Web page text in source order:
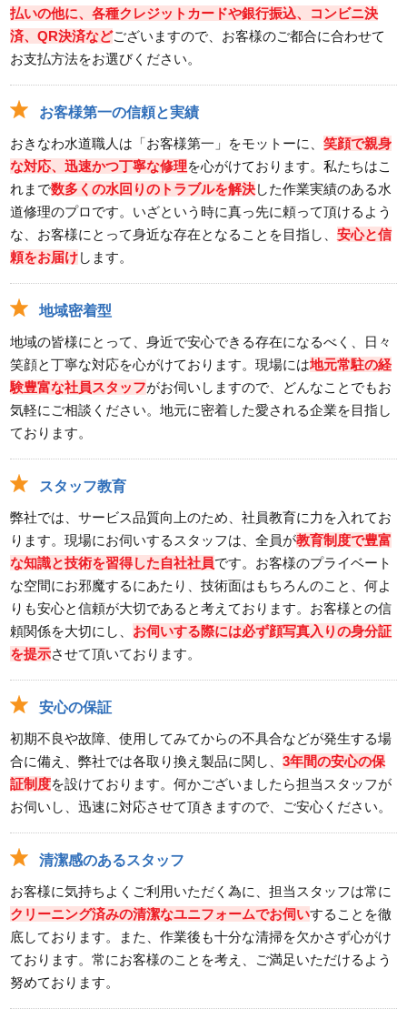
払いの他に、各種クレジットカードや銀行振込、コンビニ決
済、QR決済などございますので、お客様のご都合に合わせて
お支払方法をお選びください。
お客様第一の信頼と実績
おきなわ水道職人は「お客様第一」をモットーに、笑顔で親身
な対応、迅速かつ丁寧な修理を心がけております。私たちはこ
れまで数多くの水回りのトラブルを解決した作業実績のある水
道修理のプロです。いざという時に真っ先に頼って頂けるよう
な、お客様にとって身近な存在となることを目指し、安心と信
頼をお届けします。
地域密着型
地域の皆様にとって、身近で安心できる存在になるべく、日々
笑顔と丁寧な対応を心がけております。現場には地元常駐の経
験豊富な社員スタッフがお伺いしますので、どんなことでもお
気軽にご相談ください。地元に密着した愛される企業を目指し
ております。
スタッフ教育
弊社では、サービス品質向上のため、社員教育に力を入れてお
ります。現場にお伺いするスタッフは、全員が教育制度で豊富
な知識と技術を習得した自社社員です。お客様のプライベート
な空間にお邪魔するにあたり、技術面はもちろんのこと、何よ
りも安心と信頼が大切であると考えております。お客様との信
頼関係を大切にし、 お伺いする際には必ず顔写真入りの身分証
を提示させて頂いております。
安心の保証
初期不良や故障、使用してみてからの不具合などが発生する場
合に備え、弊社では各取り換え製品に関し、3年間の安心の保
証制度を設けております。何かございましたら担当スタッフが
お伺いし、迅速に対応させて頂きますので、ご安心ください。
清潔感のあるスタッフ
お客様に気持ちよくご利用いただく為に、担当スタッフは常に
クリーニング済みの清潔なユニフォームでお伺いすることを徹
底しております。また、作業後も十分な清掃を欠かさず心がけ
ております。常にお客様のことを考え、ご満足いただけるよう
努めております。